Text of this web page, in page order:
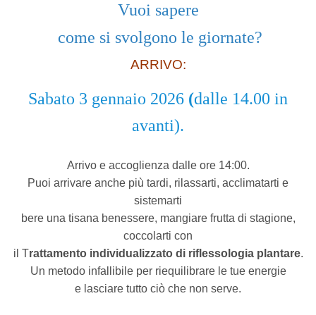
Vuoi sapere
come si svolgono le giornate?
ARRIVO:
Sabato 3 gennaio 2026 (dalle 14.00 in
avanti).
Arrivo e accoglienza dalle ore 14:00.
Puoi arrivare anche più tardi, rilassarti, acclimatarti e
sistemarti
bere una tisana benessere, mangiare frutta di stagione,
coccolarti con
il Trattamento individualizzato di riflessologia plantare.
Un metodo infallibile per riequilibrare le tue energie
e lasciare tutto ciò che non serve.